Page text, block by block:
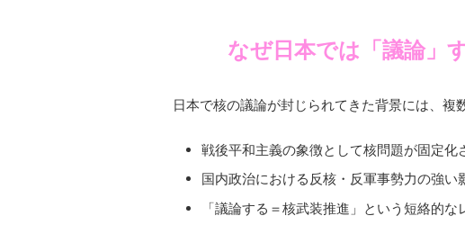
なぜ日本では「議論」
日本で核の議論が封じられてきた背景には、複
戦後平和主義の象徴として核問題が固定化
国内政治における反核・反軍事勢力の強い
「議論する＝核武装推進」という短絡的な